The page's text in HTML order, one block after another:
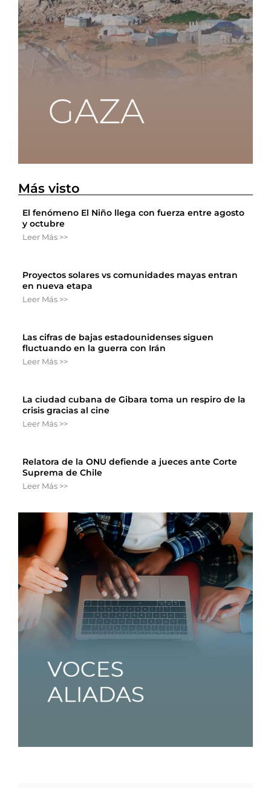
Más visto
El fenómeno El Niño llega con fuerza entre agosto
y octubre
Leer Más >>
Proyectos solares vs comunidades mayas entran
en nueva etapa
Leer Más >>
Las cifras de bajas estadounidenses siguen
fluctuando en la guerra con Irán
Leer Más >>
La ciudad cubana de Gibara toma un respiro de la
crisis gracias al cine
Leer Más >>
Relatora de la ONU defiende a jueces ante Corte
Suprema de Chile
Leer Más >>